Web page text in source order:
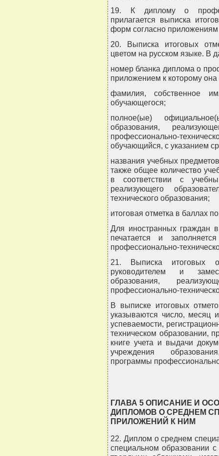
19. К диплому о
прилагается выписка
форм согласно приложениям
20. Выписка итоговых
цветом на русском языке. В
номер бланка диплома о
приложением к которому она
фамилия, собственное
обучающегося;
полное(ые)
образования,
профессионально-
обучающийся, с указанием
названия учебных
также общее количество
в соответствии с
реализующего
технического образования;
итоговая отметка в баллах
Для иностранных граждан
печатается и
профессионально-
21. Выписка итоговых
руководителем и
образования,
профессионально-
В выписке итоговых
указываются число, месяц
успеваемости,
техническом образовании,
книге учета и выдачи
учреждения
программы
ГЛАВА 5 ОПИСАНИЕ И
ДИПЛОМОВ О СРЕДНЕМ
ПРИЛОЖЕНИЙ К НИМ
22. Диплом о среднем
специальном образовании